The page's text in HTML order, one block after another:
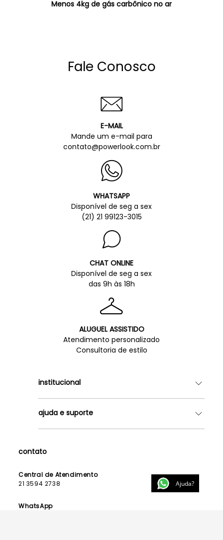
Ajuda?
Menos 4kg de gás carbônico no ar
Fale Conosco
E-MAIL
Mande um e-mail para
contato@powerlook.com.br
WHATSAPP
Disponível de seg a sex
(21) 21 99123-3015
CHAT ONLINE
Disponível de seg a sex
das 9h às 18h
ALUGUEL ASSISTIDO
Atendimento personalizado
Consultoria de estilo
institucional
Lojas
Como Funciona
Lista de Formandas
ajuda e suporte
Política de Privacidade
contato
Central de Atendimento
21 3594 2738
WhatsApp